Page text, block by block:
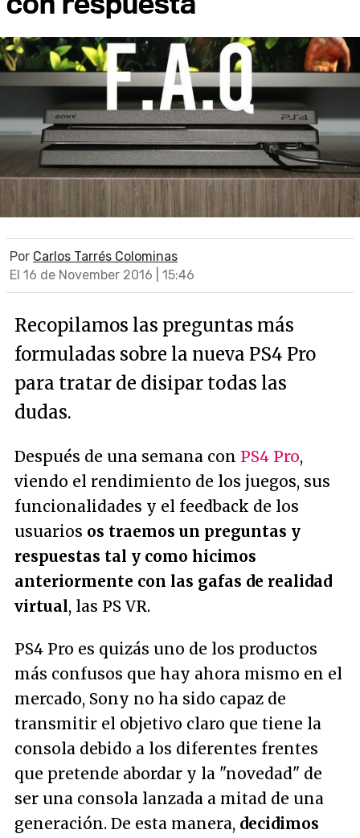
Por Carlos Tarrés Colominas
El 16 de November 2016 | 15:46
Recopilamos las preguntas más
formuladas sobre la nueva PS4 Pro
para tratar de disipar todas las
dudas.
Después de una semana con PS4 Pro,
viendo el rendimiento de los juegos, sus
funcionalidades y el feedback de los
usuarios os traemos un preguntas y
respuestas tal y como hicimos
anteriormente con las gafas de realidad
virtual, las PS VR.
PS4 Pro es quizás uno de los productos
más confusos que hay ahora mismo en el
mercado, Sony no ha sido capaz de
transmitir el objetivo claro que tiene la
consola debido a los diferentes frentes
que pretende abordar y la "novedad" de
ser una consola lanzada a mitad de una
generación. De esta manera, decidimos